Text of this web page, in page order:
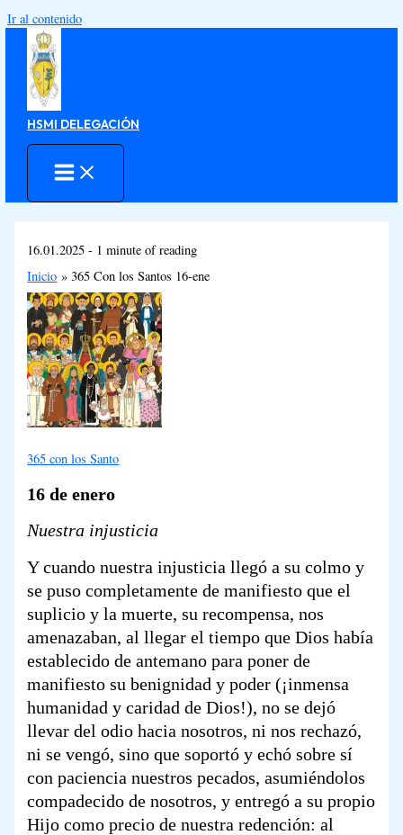
Ir al contenido
HSMI DELEGACIÓN
16.01.2025- 1 minute of reading
Inicio
365 Con los Santos 16-ene
365 con los Santo
16 de enero
Nuestra injusticia
Y cuando nuestra injusticia llegó a su colmo y
se puso completamente de manifiesto que el
suplicio y la muerte, su recompensa, nos
amenazaban, al llegar el tiempo que Dios había
establecido de antemano para poner de
manifiesto su benignidad y poder (¡inmensa
humanidad y caridad de Dios!), no se dejó
llevar del odio hacia nosotros, ni nos rechazó,
ni se vengó, sino que soportó y echó sobre sí
con paciencia nuestros pecados, asumiéndolos
compadecido de nosotros, y entregó a su propio
Hijo como precio de nuestra redención: al